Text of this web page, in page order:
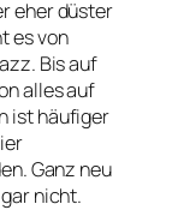
eher düster
es von
Bis auf
alles auf
ist häufiger
Ganz neu
nicht.